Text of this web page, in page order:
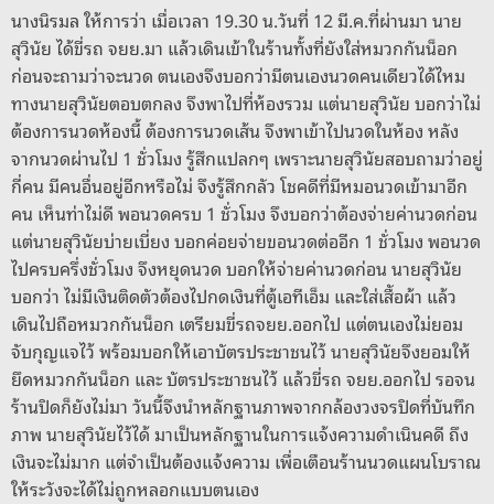
นางนิรมล ให้การว่า เมื่อเวลา 19.30 น.วันที่ 12 มี.ค.ที่ผ่านมา นาย
สุวินัย ได้ขี่รถ จยย.มา แล้วเดินเข้าในร้านทั้งที่ยังใส่หมวกกันน็อก
ก่อนจะถามว่าจะนวด ตนเองจึงบอกว่ามีตนเองนวดคนเดียวได้ไหม
ทางนายสุวินัยตอบตกลง จึงพาไปที่ห้องรวม แต่นายสุวินัย บอกว่าไม่
ต้องการนวดห้องนี้ ต้องการนวดเส้น จึงพาเข้าไปนวดในห้อง หลัง
จากนวดผ่านไป 1 ชั่วโมง รู้สึกแปลกๆ เพราะนายสุวินัยสอบถามว่าอยู่
กี่คน มีคนอื่นอยู่อีกหรือไม่ จึงรู้สึกกลัว โชคดีที่มีหมอนวดเข้ามาอีก
คน เห็นท่าไม่ดี พอนวดครบ 1 ชั่วโมง จึงบอกว่าต้องจ่ายค่านวดก่อน
แต่นายสุวินัยบ่ายเบี่ยง บอกค่อยจ่ายขอนวดต่ออีก 1 ชั่วโมง พอนวด
ไปครบครึ่งชั่วโมง จึงหยุดนวด บอกให้จ่ายค่านวดก่อน นายสุวินัย
บอกว่า ไม่มีเงินติดตัวต้องไปกดเงินที่ตู้เอทีเอ็ม และใส่เสืัอผ้า แล้ว
เดินไปถือหมวกกันน็อก เตรียมขี่รถจยย.ออกไป แต่ตนเองไม่ยอม
จับกุญแจไว้ พร้อมบอกให้เอาบัตรประชาชนไว้ นายสุวินัยจึงยอมให้
ยึดหมวกกันน็อก และ บัตรประชาชนไว้ แล้วขี่รถ จยย.ออกไป รอจน
ร้านปิดก็ยังไม่มา วันนี้จึงนำหลักฐานภาพจากกล้องวงจรปิดที่บันทึก
ภาพ นายสุวินัยไว้ได้ มาเป็นหลักฐานในการแจ้งความดำเนินคดี ถึง
เงินจะไม่มาก แต่จำเป็นต้องแจ้งความ เพื่อเตือนร้านนวดแผนโบราณ
ให้ระวังจะได้ไม่ถูกหลอกแบบตนเอง